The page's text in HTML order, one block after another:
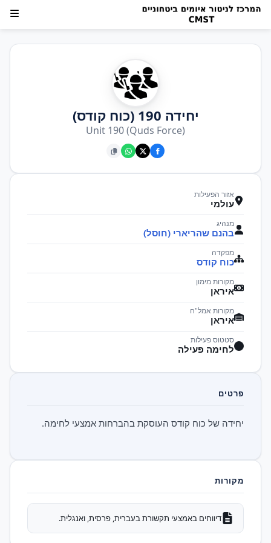
יחידה 190 (כוח קודס)
Unit 190 (Quds Force)
אזור הפעילות
עולמי
מנהיג
בהנם שהריארי (חוסל)
מפקדה
כוח קודס
מקורות מימון
איראן
מקורות אמל"ח
איראן
סטטוס פעילות
לחימה פעילה
פרטים
יחידה של כוח קודס העוסקת בהברחות אמצעי לחימה.
מקורות
דיווחים באמצעי תקשורת בעברית, פרסית, ואנגלית.